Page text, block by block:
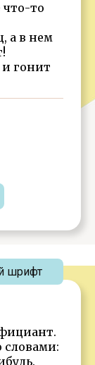
то
а в нем
гонит
словами:
шрифт